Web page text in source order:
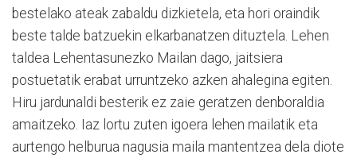
bestelako ateak zabaldu dizkietela, eta hori oraindik
beste talde batzuekin elkarbanatzen dituztela. Lehen
taldea Lehentasunezko Mailan dago, jaitsiera
postuetatik erabat urruntzeko azken ahalegina egiten.
Hiru jardunaldi besterik ez zaie geratzen denboraldia
amaitzeko. Iaz lortu zuten igoera lehen mailatik eta
aurtengo helburua nagusia maila mantentzea dela diote